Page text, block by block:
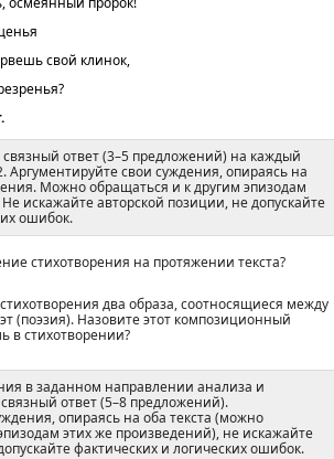
свой клинок,
ответ (3–5 предложений) на каждый
Аргументируйте свои суждения, опираясь на
Можно обращаться и к другим эпизодам
искажайте авторской позиции, не допускайте
ошибок.
стихотворения на протяжении текста?
два образа, соотносящиеся между
(поэзия). Назовите этот композиционный
в стихотворении?
в заданном направлении анализа и
ответ (5–8 предложений).
опираясь на оба текста (можно
этих же произведений), не искажайте
фактических и логических ошибок.